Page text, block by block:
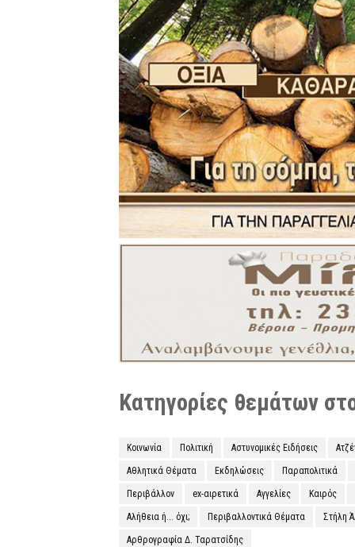
Κατηγορίες θεμάτων
Κοινωνία Πολιτική Αστυνομικές Ειδήσεις
Αθλητικά Θέματα Εκδηλώσεις Παραπολιτικά
Περιβάλλον ex-αιρετικά Αγγελίες Καιρός
Αλήθεια ή... όχι; Περιβαλλοντικά Θέματα Στήλη
Αρθρογραφία Δ. Ταρατσίδης